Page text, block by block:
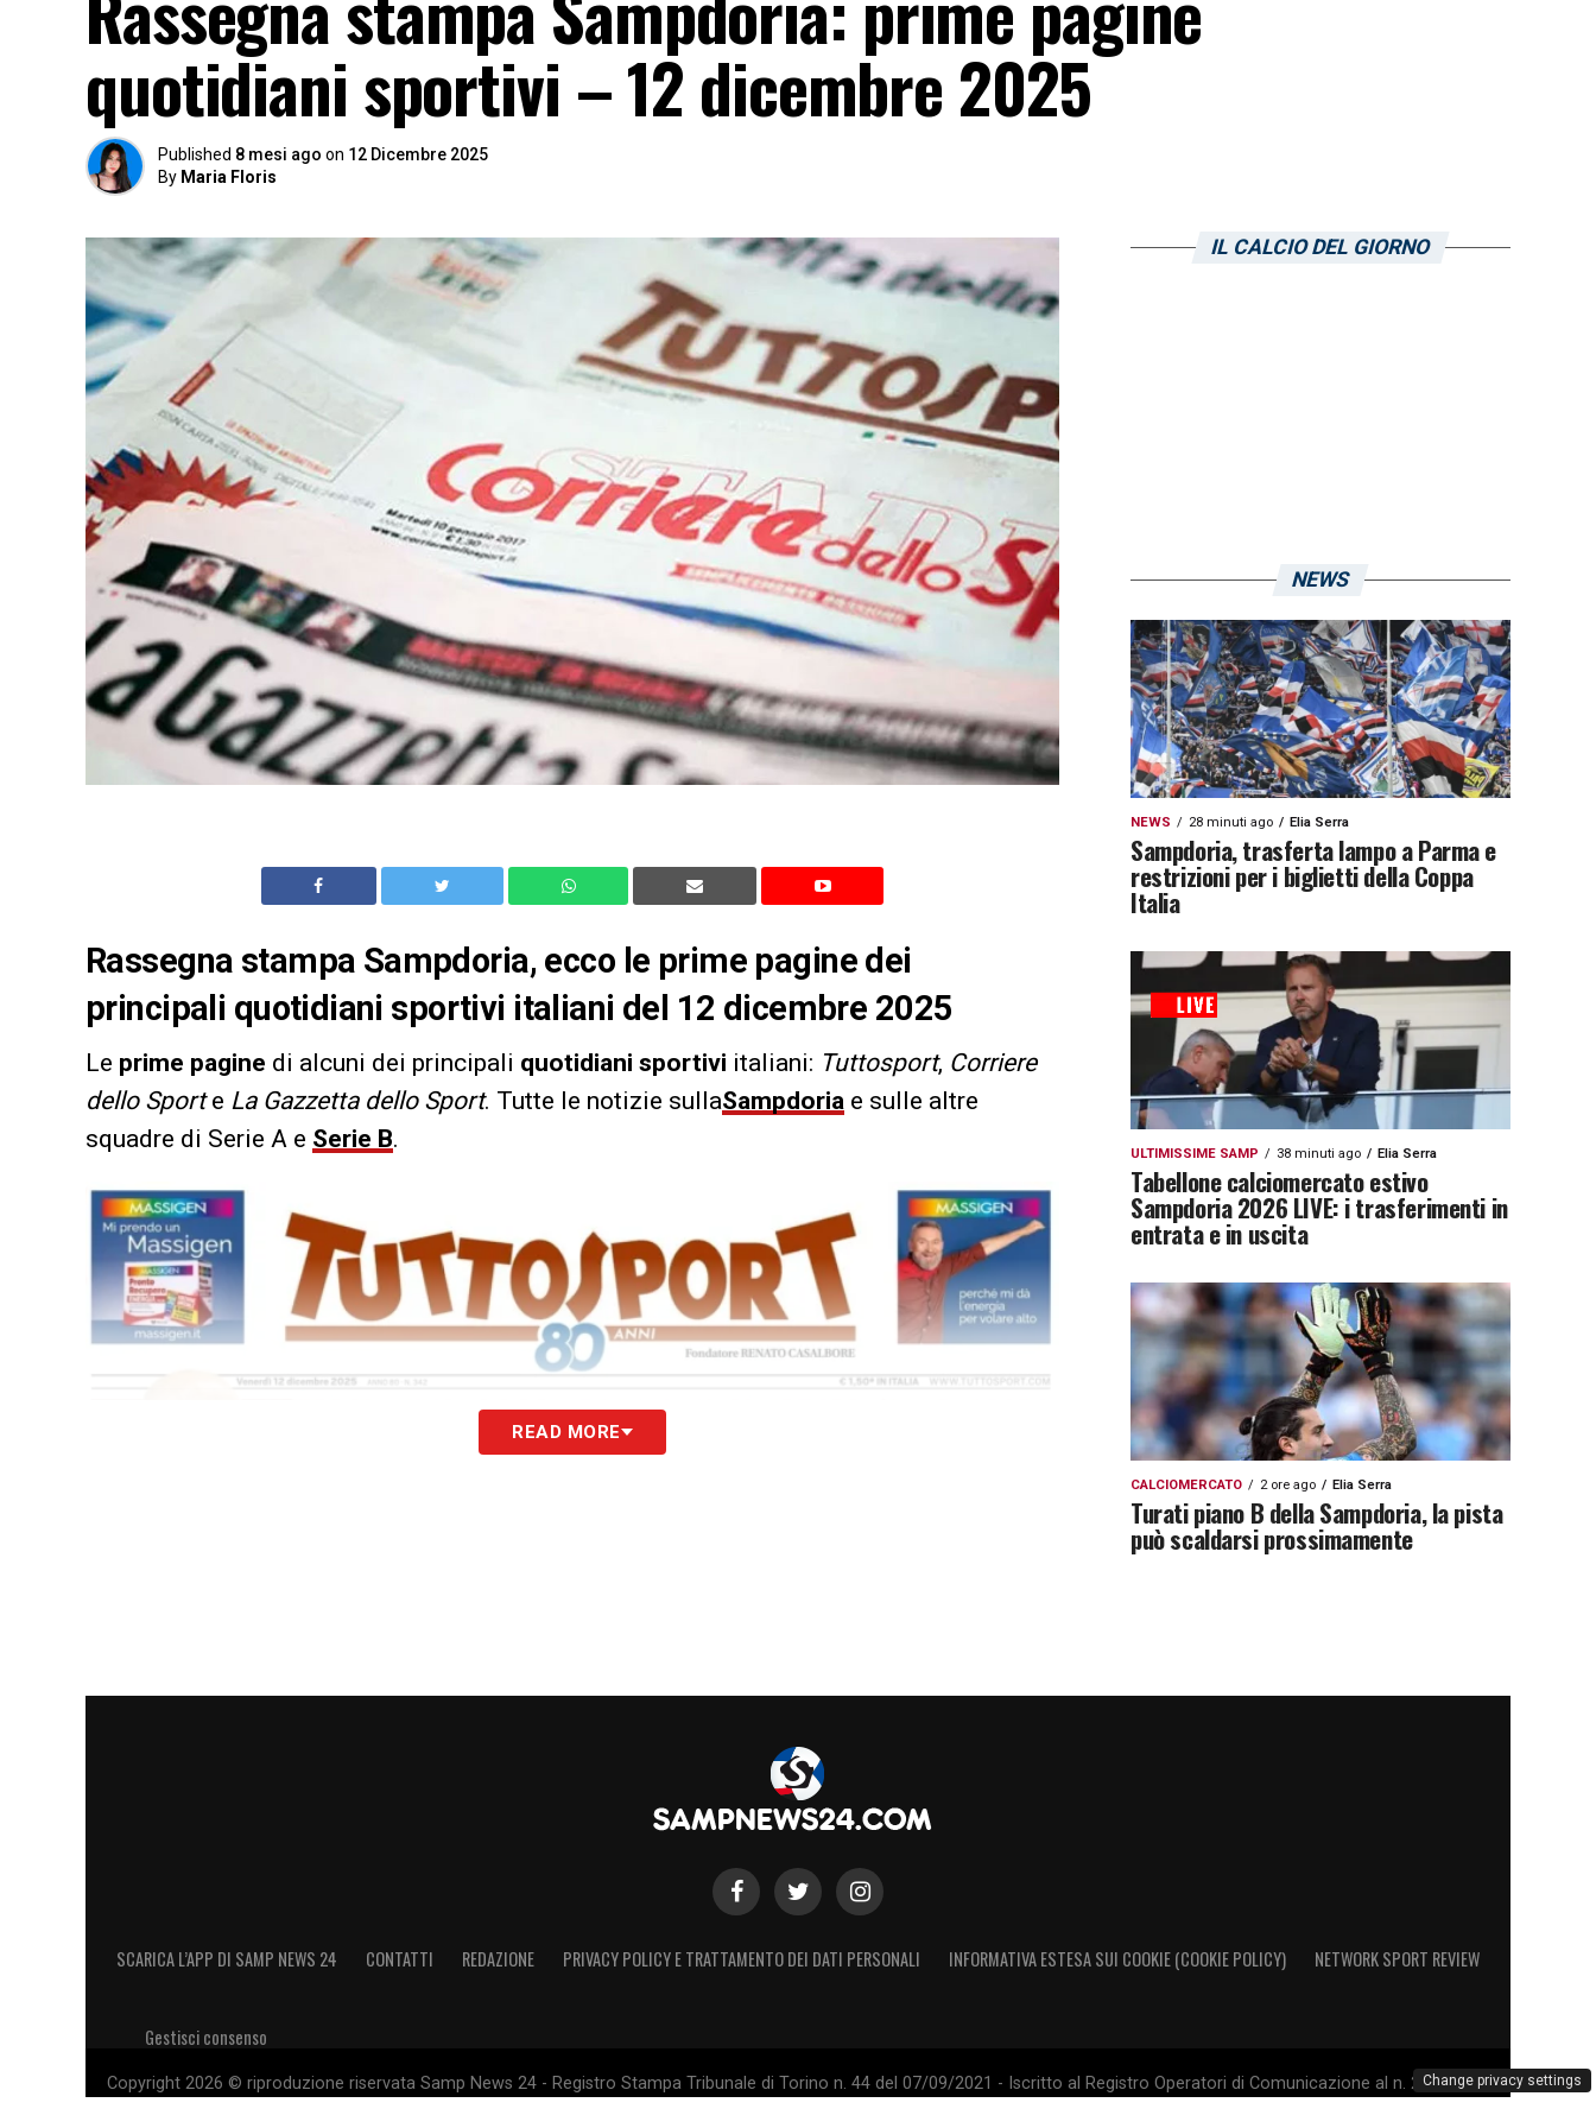
quotidiani sportivi – 12 dicembre 2025
Published 8 mesi ago on 12 Dicembre 2025
By Maria Floris
Rassegna stampa Sampdoria, ecco le prime pagine dei
principali quotidiani sportivi italiani del 12 dicembre 2025
Le prime pagine di alcuni dei principali quotidiani sportivi italiani: Tuttosport, Corriere
dello Sporte La Gazzetta dello Sport. Tutte le notizie sullaSampdoria e sulle altre
squadre di Serie A e Serie B.
READ MORE
IL CALCIO DEL GIORNO
NEWS
NEWS 28 minuti ago Elia Serra
Sampdoria, trasferta lampo a Parma e
restrizioni per i biglietti della Coppa
Italia
ULTIMISSIME SAMP 38 minuti ago Elia Serra
Tabellone calciomercato estivo
Sampdoria 2026 LIVE: i trasferimenti in
entrata e in uscita
CALCIOMERCATO 2 ore ago Elia Serra
Turati piano B della Sampdoria, la pista
può scaldarsi prossimamente
SCARICA L’APP DI SAMP NEWS 24 CONTATTI REDAZIONE PRIVACY POLICY E TRATTAMENTO DEI DATI PERSONALI INFORMATIVA ESTESA SUI COOKIE (COOKIE POLICY) NETWORK SPORT REVIEW
Gestisci consenso
Copyright 2026 © riproduzione riservata Samp News 24 - Registro Stampa Tribunale di Torino n. 44 del 07/09/2021 - Iscritto al Registro Operatori di Comunicazione al n. 26692 - PIChange privacy settings